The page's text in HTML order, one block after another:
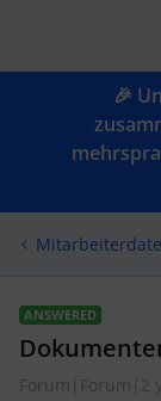
🎉
ANSWERED
Forum|Forum|2